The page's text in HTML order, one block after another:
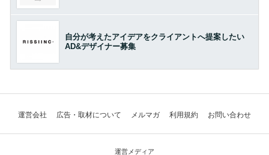
自分が考えたアイデアをクライアントへ提案したい
AD&デザイナー募集
運営会社 広告・取材について メルマガ 利用規約 お問い合わせ
運営メディア